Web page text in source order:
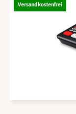
Versandkostenfrei